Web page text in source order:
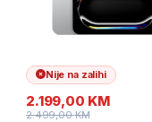
Nije na zalihi
2.199,00 KM
2.499,00KM